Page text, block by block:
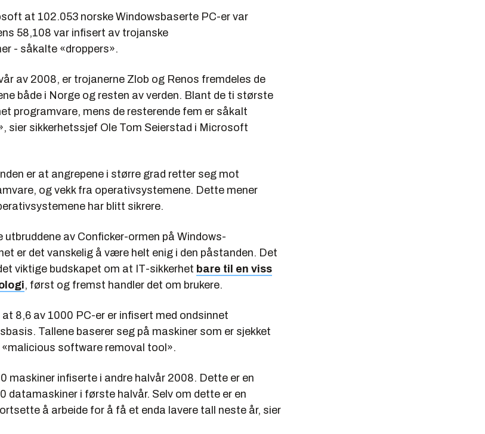
at 102.053 norske Windowsbaserte PC-er var
58,108 var infisert av trojanske
- såkalte «droppers».
av 2008, er trojanerne Zlob og Renos fremdeles de
både i Norge og resten av verden. Blant de ti største
programvare, mens de resterende fem er såkalt
sier sikkerhetssjef Ole Tom Seierstad i Microsoft
er at angrepene i større grad retter seg mot
og vekk fra operativsystemene. Dette mener
har blitt sikrere.
utbruddene av Conficker-ormen på Windows-
er det vanskelig å være helt enig i den påstanden. Det
viktige budskapet om at IT-sikkerhet bare til en viss
, først og fremst handler det om brukere.
8,6 av 1000 PC-er er infisert med ondsinnet
Tallene baserer seg på maskiner som er sjekket
software removal tool».
maskiner infiserte i andre halvår 2008. Dette er en
datamaskiner i første halvår. Selv om dette er en
å arbeide for å få et enda lavere tall neste år, sier